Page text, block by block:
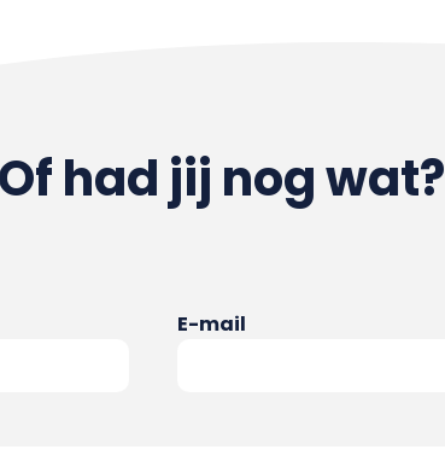
had jij nog wat?
E-mail